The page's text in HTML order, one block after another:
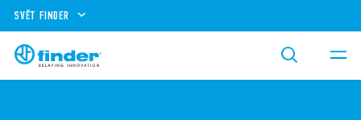
SVĚT FINDER